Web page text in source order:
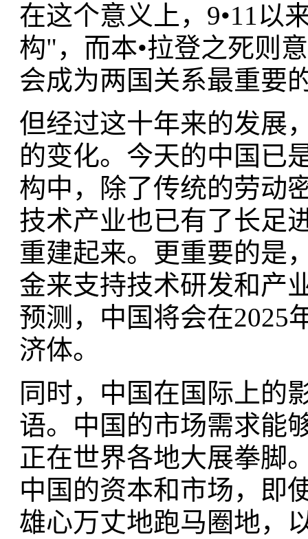
在这个意义上，9•11以
构"，而本•拉登之死则
会成为两国关系最重要
但经过这十年来的发展
的变化。今天的中国已
构中，除了传统的劳动
技术产业也已有了长足
重建起来。更重要的是
金来支持技术研发和产
预测，中国将会在2025
济体。
同时，中国在国际上的
语。中国的市场需求能
正在世界各地大展拳脚
中国的资本和市场，即
雄心万丈地跑马圈地，